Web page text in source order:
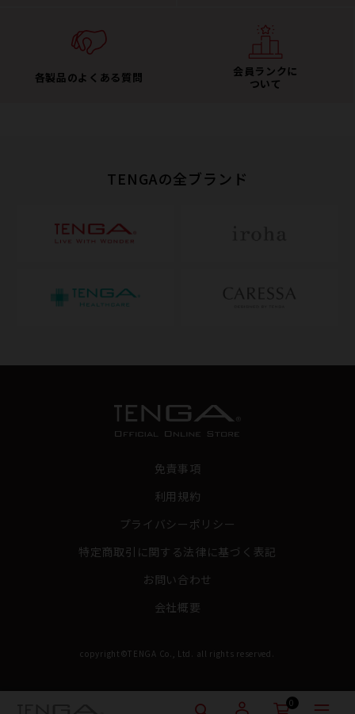
0
各製品のよくある質問
会員ランクに
ついて
TENGAの全ブランド
免責事項
利用規約
プライバシーポリシー
特定商取引に関する法律に基づく表記
お問い合わせ
会社概要
copyright©TENGA Co., Ltd. all rights reserved.